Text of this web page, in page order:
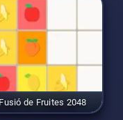
Fusió de Fruites 2048